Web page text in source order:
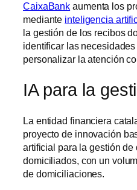
CaixaBank aumenta los
mediante inteligencia
la gestión de los recibos
identificar las
personalizar la atención
IA para la
La entidad financiera
proyecto de innovación
artificial para la gestión
domiciliados, con un
de domiciliaciones.